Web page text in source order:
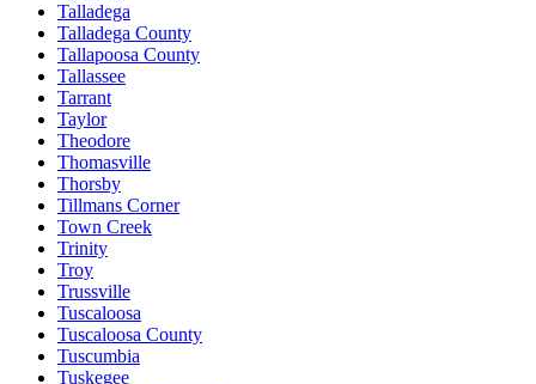
Talladega
Talladega County
Tallapoosa County
Tallassee
Tarrant
Taylor
Theodore
Thomasville
Thorsby
Tillmans Corner
Town Creek
Trinity
Troy
Trussville
Tuscaloosa
Tuscaloosa County
Tuscumbia
Tuskegee